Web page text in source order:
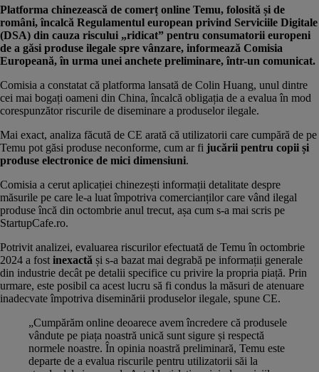
Platforma chinezească de comerț online Temu, folosită și de
români, încalcă Regulamentul european privind Serviciile Digitale
(DSA) din cauza riscului „ridicat” pentru consumatorii europeni
de a găsi produse ilegale spre vânzare, informează Comisia
Europeană, în urma unei anchete preliminare, într-un comunicat.
Comisia a constatat că platforma lansată de Colin Huang, unul dintre
cei mai bogați oameni din China, încalcă obligația de a evalua în mod
corespunzător riscurile de diseminare a produselor ilegale.
Mai exact, analiza făcută de CE arată că utilizatorii care cumpără de pe
Temu pot găsi produse neconforme, cum ar fi jucării pentru copii și
produse electronice de mici dimensiuni.
Comisia a cerut aplicației chinezești informații detalitate despre
măsurile pe care le-a luat împotriva comercianților care vând ilegal
produse încă din octombrie anul trecut, așa cum s-a mai scris pe
StartupCafe.ro.
Potrivit analizei, evaluarea riscurilor efectuată de Temu în octombrie
2024 a fost inexactă și s-a bazat mai degrabă pe informații generale
din industrie decât pe detalii specifice cu privire la propria piață. Prin
urmare, este posibil ca acest lucru să fi condus la măsuri de atenuare
inadecvate împotriva diseminării produselor ilegale, spune CE.
„Cumpărăm online deoarece avem încredere că produsele
vândute pe piața noastră unică sunt sigure și respectă
normele noastre. În opinia noastră preliminară, Temu este
departe de a evalua riscurile pentru utilizatorii săi la